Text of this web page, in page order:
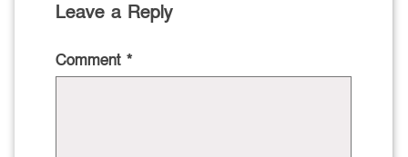
Leave a Reply
Comment *